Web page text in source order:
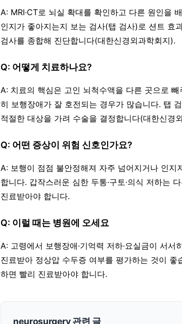
A: MRI·CT로 뇌실 확대를 확인하고 다른 원인을
인지가 좋아지는지 보는 검사(탭 검사)로 션트 효
검사를 종합해 진단합니다(대한신경외과학회지).
Q: 어떻게 치료하나요?
A: 치료의 핵심은 고인 뇌척수액을 다른 곳으로
히 보행장애가 잘 호전되는 경우가 많습니다. 탭
적절한 대상을 가려 수술을 결정합니다(대한신경
Q: 어떤 증상이 위험 신호인가요?
A: 보행이 점점 불안정해져 자주 넘어지거나 인지
합니다. 갑작스러운 심한 두통·구토·의식 저하는
진료받아야 합니다.
Q: 이럴 때는 병원에 오세요
A: 고령에서 보행장애·기억력 저하·요실금이 서
진료받아 정상압 수두증 여부를 평가하는 것이
하면 빨리 진료받아야 합니다.
neurosurgery 관련 글